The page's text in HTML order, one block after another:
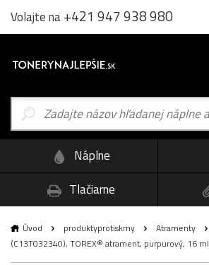
Volajte na+421 947 938 980
Náplne
Tlačiarne
Úvod produktyprotiskrny Atramenty
(C13T032340), TOREX® atrament, purpurový, 16 ml